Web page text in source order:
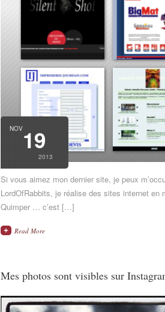
NOV19
2013
Si vous aimez mon dernier site, je peux
LordOfRabbits, je réalise des sites internet
Quimper … c’est […]
Read More
Mes photos sont visibles sur